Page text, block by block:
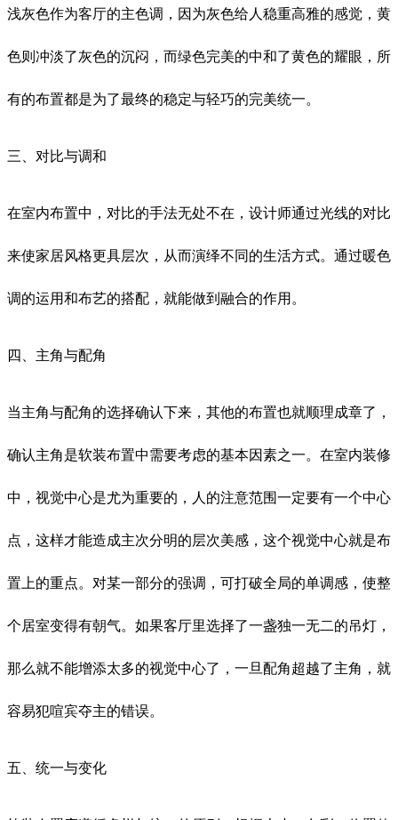
浅灰色作为客厅的主色调，因为灰色给人稳重高雅的感觉，黄
色则冲淡了灰色的沉闷，而绿色完美的中和了黄色的耀眼，所
有的布置都是为了最终的稳定与轻巧的完美统一。
三、对比与调和
在室内布置中，对比的手法无处不在，设计师通过光线的对比
来使家居风格更具层次，从而演绎不同的生活方式。通过暖色
调的运用和布艺的搭配，就能做到融合的作用。
四、主角与配角
当主角与配角的选择确认下来，其他的布置也就顺理成章了，
确认主角是软装布置中需要考虑的基本因素之一。在室内装修
中，视觉中心是尤为重要的，人的注意范围一定要有一个中心
点，这样才能造成主次分明的层次美感，这个视觉中心就是布
置上的重点。对某一部分的强调，可打破全局的单调感，使整
个居室变得有朝气。如果客厅里选择了一盏独一无二的吊灯，
那么就不能增添太多的视觉中心了，一旦配角超越了主角，就
容易犯喧宾夺主的错误。
五、统一与变化